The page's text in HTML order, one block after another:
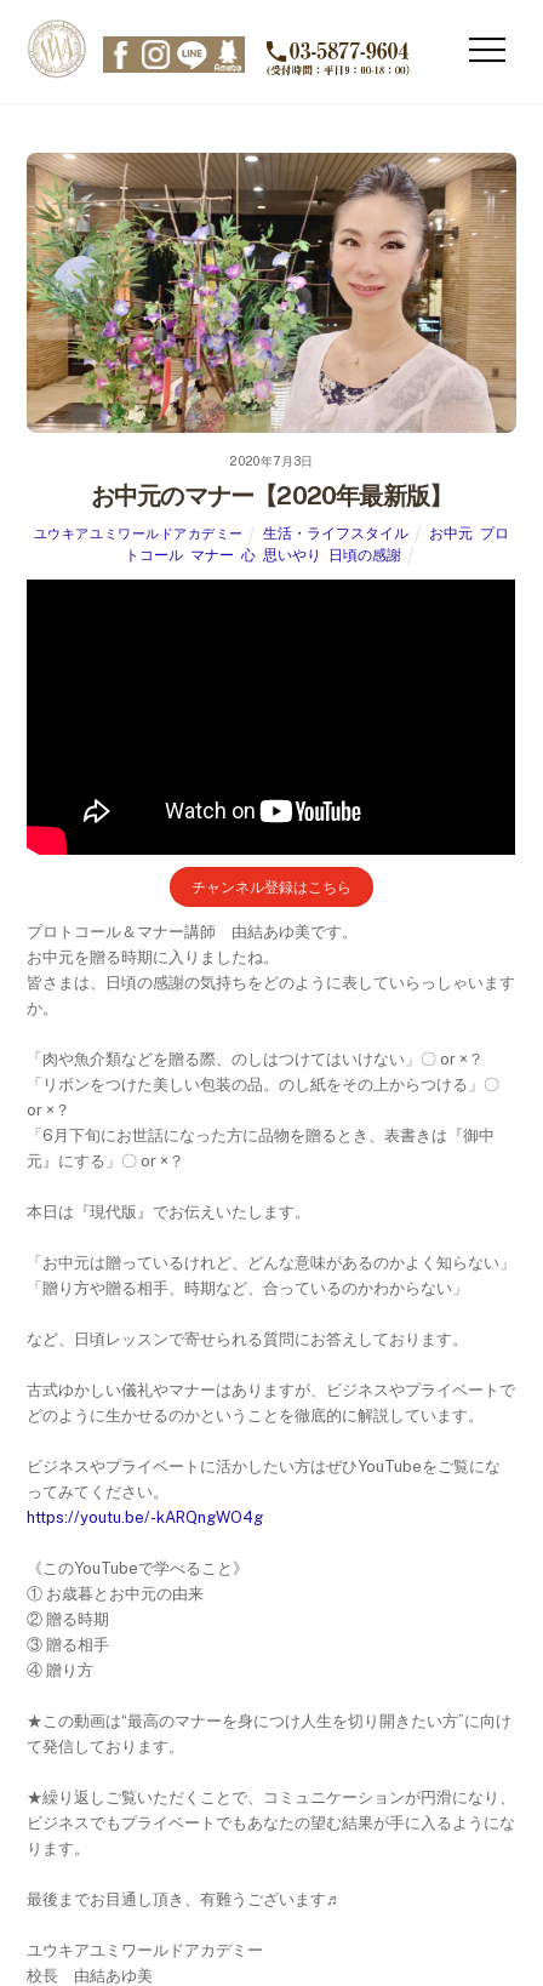
content
Menu
2020年7月3日
お中元のマナー【2020年最新版】
ユウキアユミワールドアカデミー 生活・ライフスタイル お中元 プロ
トコール, マナー 心, 思いやり 日頃の感謝
チャンネル登録はこちら
プロトコール＆マナー講師 由結あゆ美です。
お中元を贈る時期に入りましたね。
皆さまは、日頃の感謝の気持ちをどのように表していらっしゃいます
か。
「肉や魚介類などを贈る際、のしはつけてはいけない」〇 or ×？
「リボンをつけた美しい包装の品。のし紙をその上からつける」〇
or ×？
「6月下旬にお世話になった方に品物を贈るとき、表書きは『御中
元』にする」〇 or ×？
本日は『現代版』でお伝えいたします。
「お中元は贈っているけれど、どんな意味があるのかよく知らない」
「贈り方や贈る相手、時期など、合っているのかわからない」
など、日頃レッスンで寄せられる質問にお答えしております。
古式ゆかしい儀礼やマナーはありますが、ビジネスやプライベートで
どのように生かせるのかということを徹底的に解説しています。
ビジネスやプライベートに活かしたい方はぜひYouTubeをご覧にな
ってみてください。
https://youtu.be/-kARQngWO4g
《このYouTubeで学べること》
① お歳暮とお中元の由来
② 贈る時期
③ 贈る相手
④ 贈り方
★この動画は“最高のマナーを身につけ人生を切り開きたい方”に向け
て発信しております。
★繰り返しご覧いただくことで、コミュニケーションが円滑になり、
ビジネスでもプライベートでもあなたの望む結果が手に入るようにな
ります。
最後までお目通し頂き、有難うございます♬
ユウキアユミワールドアカデミー
校長 由結あゆ美